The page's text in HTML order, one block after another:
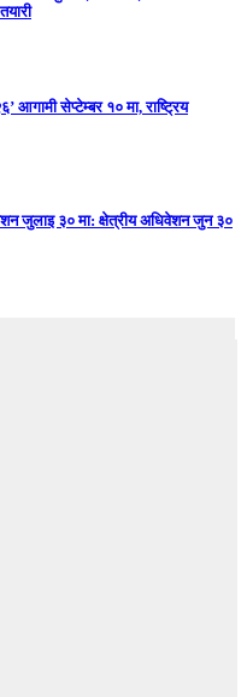
आगामी सेप्टेम्बर १० मा, राष्ट्रिय
जुलाइ ३० मा: क्षेत्रीय अधिवेशन जुन ३०